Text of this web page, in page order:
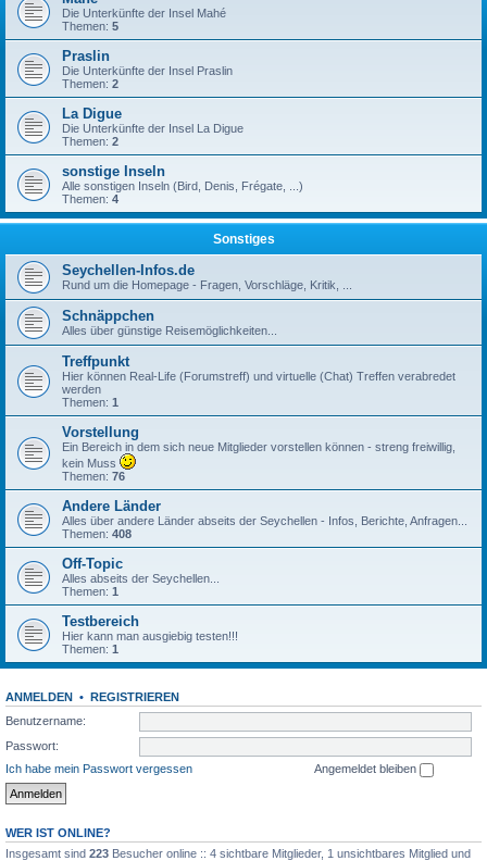
Die Unterkünfte der Insel Mahé
Themen: 5
Praslin
Die Unterkünfte der Insel Praslin
Themen: 2
La Digue
Die Unterkünfte der Insel La Digue
Themen: 2
sonstige Inseln
Alle sonstigen Inseln (Bird, Denis, Frégate, ...)
Themen: 4
Sonstiges
Seychellen-Infos.de
Rund um die Homepage - Fragen, Vorschläge, Kritik, ...
Schnäppchen
Alles über günstige Reisemöglichkeiten...
Treffpunkt
Hier können Real-Life (Forumstreff) und virtuelle (Chat) Treffen verabredet
werden
Themen: 1
Vorstellung
Ein Bereich in dem sich neue Mitglieder vorstellen können - streng freiwillig,
kein Muss
Themen: 76
Andere Länder
Alles über andere Länder abseits der Seychellen - Infos, Berichte, Anfragen...
Themen: 408
Off-Topic
Alles abseits der Seychellen...
Themen: 1
Testbereich
Hier kann man ausgiebig testen!!!
Themen: 1
ANMELDEN • REGISTRIEREN
Benutzername:
Passwort:
Ich habe mein Passwort vergessen
Angemeldet bleiben
WER IST ONLINE?
Insgesamt sind 223 Besucher online :: 4 sichtbare Mitglieder, 1 unsichtbares Mitglied und